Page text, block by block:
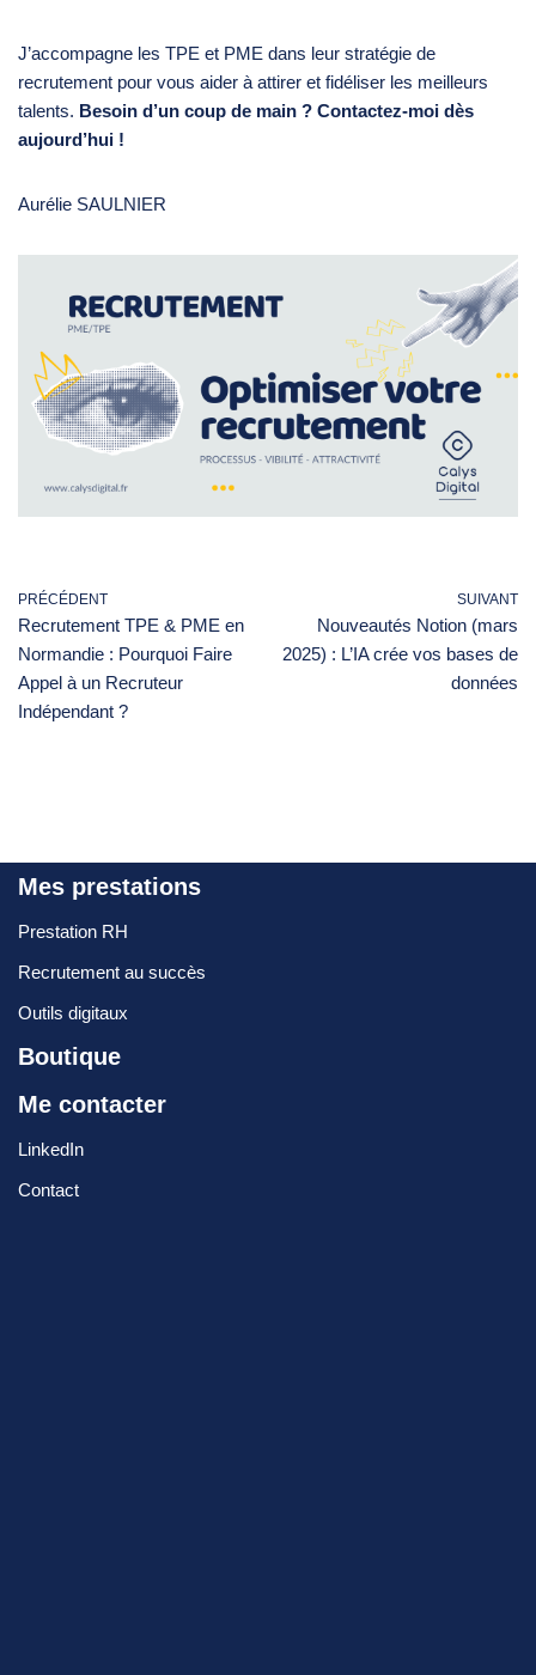
J’accompagne les TPE et PME dans leur stratégie de
recrutement pour vous aider à attirer et fidéliser les meilleurs
talents. Besoin d’un coup de main ? Contactez-moi dès
aujourd’hui !
Aurélie SAULNIER
PRÉCÉDENT
Recrutement TPE & PME en
Normandie : Pourquoi Faire
Appel à un Recruteur
Indépendant ?
SUIVANT
Nouveautés Notion (mars
2025) : L’IA crée vos bases de
données
Mes prestations
Prestation RH
Recrutement au succès
Outils digitaux
Boutique
Me contacter
LinkedIn
Contact